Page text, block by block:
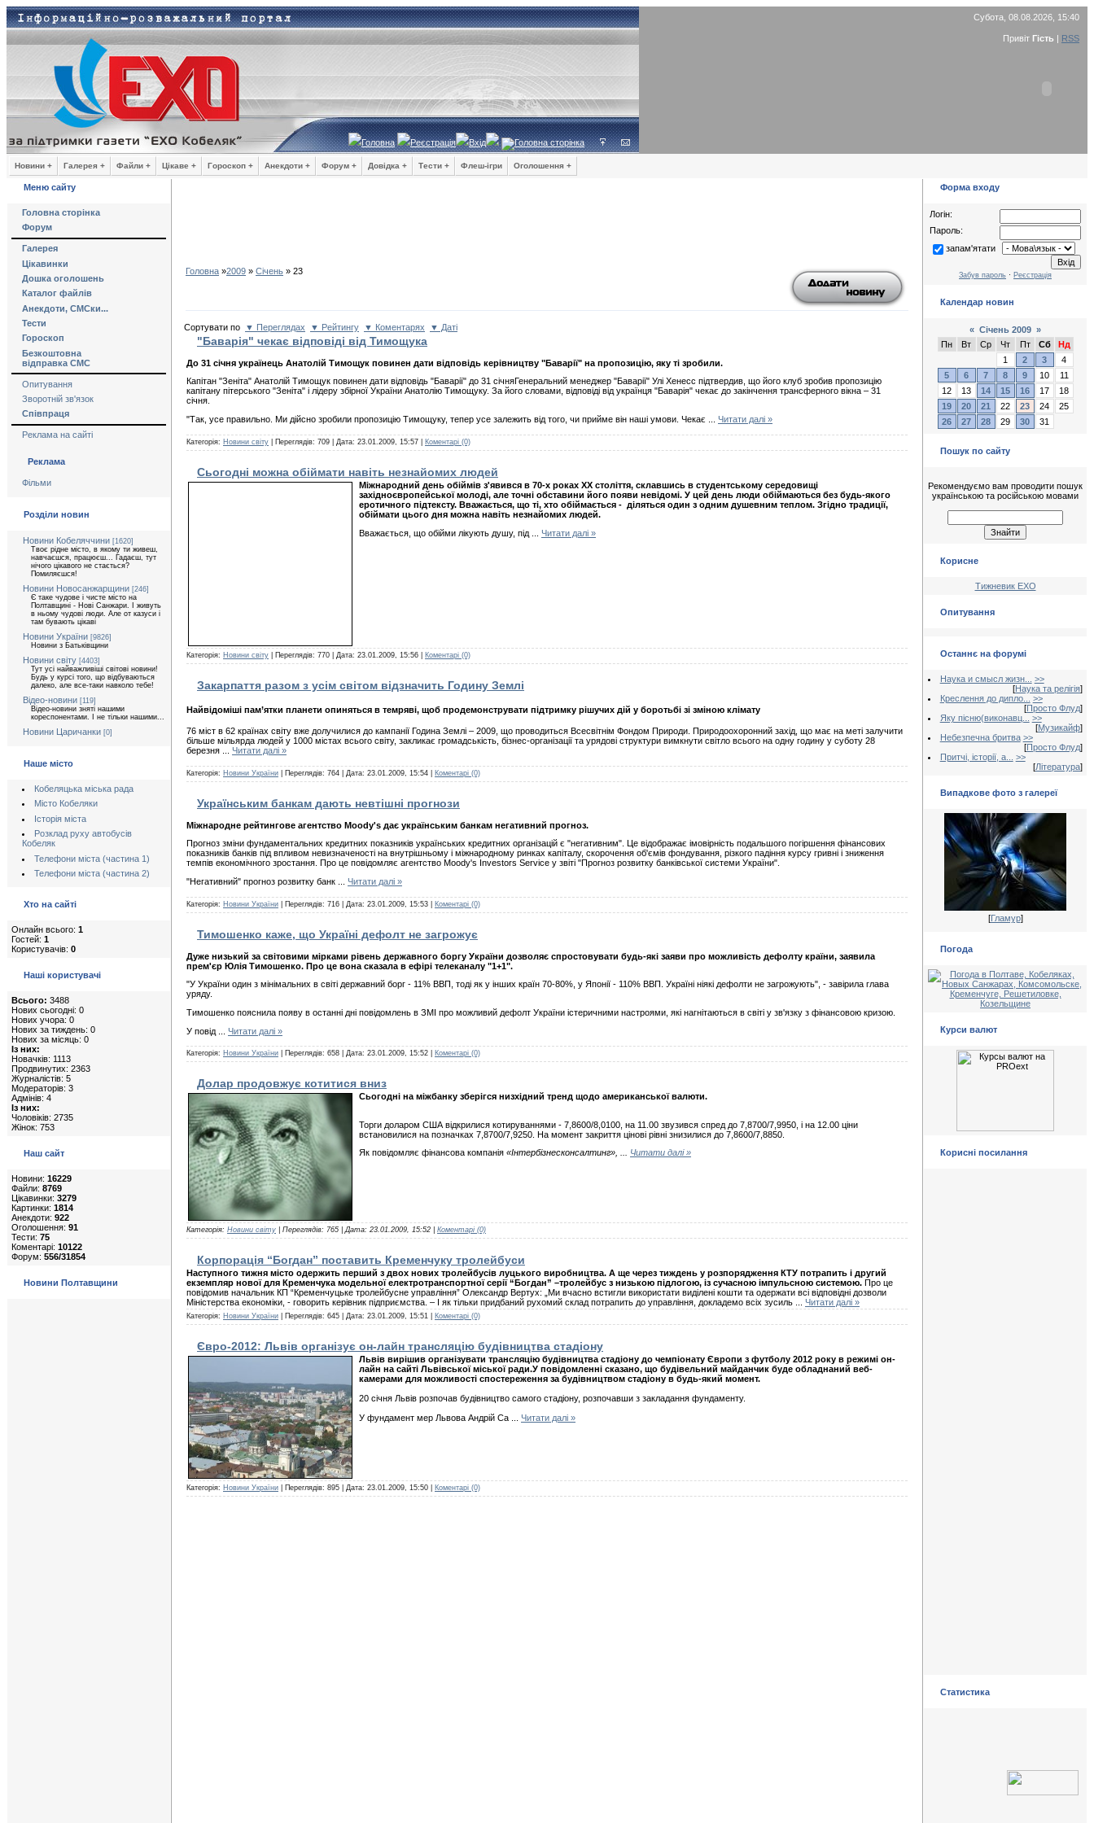
Субота, 08.08.2026, 15:40
Привіт Гість | RSS
Головна Реєстрація Вхід
Новини + Галерея + Файли + Цікаве + Гороскоп + Анекдоти + Форум + Довідка + Тести + Флеш-ігри Оголошення +
Меню сайту
Головна сторінка
Форум
Галерея
Цікавинки
Дошка оголошень
Каталог файлів
Анекдоти, СМСки...
Тести
Гороскоп
Безкоштовна
відправка СМС
Опитування
Зворотній зв'язок
Співпраця
Реклама на сайті
Реклама
Фільми
Розділи новин
Новини Кобеляччини [1620]
Твоє рідне місто, в якому ти живеш,
навчаєшся, працюєш... Гадаєш, тут
нічого цікавого не стається?
Помиляєшся!
Новини Новосанжарщини [246]
Є таке чудове і чисте місто на
Полтавщині - Нові Санжари. І живуть
в ньому чудові люди. Але от казуси і
там бувають цікаві
Новини України [9826]
Новини з Батьківщини
Новини світу [4403]
Тут усі найважливіші світові новини!
Будь у курсі того, що відбуваються
далеко, але все-таки навколо тебе!
Відео-новини [119]
Відео-новини зняті нашими
кореспонентами. І не тільки нашими...
Новини Царичанки [0]
Наше місто
Кобеляцька міська рада
Місто Кобеляки
Історія міста
Розклад руху автобусів
Кобеляк
Телефони міста (частина 1)
Телефони міста (частина 2)
Хто на сайті
Онлайн всього: 1
Гостей: 1
Користувачів: 0
Наші користувачі
Всього: 3488
Нових сьогодні: 0
Нових учора: 0
Нових за тиждень: 0
Нових за місяць: 0
Із них:
Новачків: 1113
Продвинутих: 2363
Журналістів: 5
Модераторів: 3
Адмінів: 4
Із них:
Чоловіків: 2735
Жінок: 753
Наш сайт
Новини: 16229
Файли: 8769
Цікавинки: 3279
Картинки: 1814
Анекдоти: 922
Оголошення: 91
Тести: 75
Коментарі: 10122
Форум: 556/31854
Новини Полтавщини
Головна »2009 » Січень » 23
Сортувати по ▼ Переглядах ▼ Рейтингу ▼ Коментарях ▼ Даті
"Баварія" чекає відповіді від Тимощука
До 31 січня українець Анатолій Тимощук повинен дати відповідь керівництву "Баварії" на пропозицію, яку ті зробили.
Капітан "Зеніта" Анатолій Тимощук повинен дати відповідь "Баварії" до 31 січняГенеральний менеджер "Баварії" Улі Хенесс підтвердив, що його клуб зробив пропозицію
капітану пітерського "Зеніта" і лідеру збірної України Анатолію Тимощуку. За його словами, відповіді від українця "Баварія" чекає до закінчення трансферного вікна – 31
січня.
"Так, усе правильно. Ми дійсно зробили пропозицію Тимощуку, тепер усе залежить від того, чи прийме він наші умови. Чекає
Читати далі »
Категорія: Новини світу | Переглядів: 709 | Дата: 23.01.2009, 15:57 Коментарі (0)
Сьогодні можна обіймати навіть незнайомих людей
Міжнародний день обіймів з'явився в 70-х роках XX століття, склавшись в студентському середовищі
західноєвропейської молоді, але точні обставини його появи невідомі. У цей день люди обіймаються без будь-якого
еротичного підтексту. Вважається, що ті, хто обіймається - діляться один з одним душевним теплом. Згідно традиції,
обіймати цього дня можна навіть незнайомих людей.
Вважається, що обійми лікують душу, під
Читати далі »
Категорія: Новини світу | Переглядів: 770 | Дата: 23.01.2009, 15:56 Коментарі (0)
Закарпаття разом з усім світом відзначить Годину Землі
Найвідоміші пам’ятки планети опиняться в темряві, щоб продемонструвати підтримку рішучих дій у боротьбі зі зміною клімату
76 міст в 62 країнах світу вже долучилися до кампанії Година Землі – 2009, що проводиться Всесвітнім Фондом Природи. Природоохоронний захід, що має на меті залучити
більше мільярда людей у 1000 містах всього світу, закликає громадськість, бізнес-організації та урядові структури вимкнути світло всього на одну годину у суботу 28
березня
Читати далі »
Категорія: Новини України | Переглядів: 764 | Дата: 23.01.2009, 15:54 Коментарі (0)
Українським банкам дають невтішні прогнози
Міжнародне рейтингове агентство Moody's дає українським банкам негативний прогноз.
Прогноз зміни фундаментальних кредитних показників українських кредитних організацій є "негативним". Це відображає імовірність подальшого погіршення фінансових
показників банків під впливом невизначеності на внутрішньому і міжнародному ринках капіталу, скорочення об'ємів фондування, різкого падіння курсу гривні і зниження
темпів економічного зростання. Про це повідомляє агентство Moody's Investors Service у звіті "Прогноз розвитку банківської системи України".
"Негативний" прогноз розвитку банк
Читати далі »
Категорія: Новини України | Переглядів: 716 | Дата: 23.01.2009, 15:53 Коментарі (0)
Тимошенко каже, що Україні дефолт не загрожує
Дуже низький за світовими мірками рівень державного боргу України дозволяє спростовувати будь-які заяви про можливість дефолту країни, заявила
прем'єр Юлія Тимошенко. Про це вона сказала в ефірі телеканалу "1+1".
"У України один з мінімальних в світі державний борг - 11% ВВП, тоді як у інших країн 70-80%, у Японії - 110% ВВП. Україні ніякі дефолти не загрожують", - завірила глава
уряду.
Тимошенко пояснила появу в останні дні повідомлень в ЗМІ про можливий дефолт України істеричними настроями, які нагнітаються в світі у зв'язку з фінансовою кризою.
У повід
Читати далі »
Категорія: Новини України | Переглядів: 658 | Дата: 23.01.2009, 15:52 Коментарі (0)
Долар продовжує котитися вниз
Сьогодні на міжбанку зберігся низхідний тренд щодо американської валюти.
Торги доларом США відкрилися котируваннями - 7,8600/8,0100, на 11.00 звузився спред до 7,8700/7,9950, і на 12.00 ціни
встановилися на позначках 7,8700/7,9250. На момент закриття цінові рівні знизилися до 7,8600/7,8850.
Як повідомляє фінансова компанія «Інтербізнесконсалтинг», Читати далі »
Категорія: Новини світу | Переглядів: 765 | Дата: 23.01.2009, 15:52 Коментарі (0)
Корпорація “Богдан” поставить Кременчуку тролейбуси
Наступного тижня місто одержить перший з двох нових тролейбусів луцького виробництва. А ще через тиждень у розпорядження КТУ потрапить і другий
екземпляр нової для Кременчука модельної електротранспортної серії “Богдан” –тролейбус з низькою підлогою, із сучасною імпульсною системою. Про це
повідомив начальник КП “Кременчуцьке тролейбусне управління” Олександр Вертух: „Ми вчасно встигли використати виділені кошти та одержати всі відповідні дозволи
Міністерства економіки, - говорить керівник підприємства. – І як тільки придбаний рухомий склад потрапить до управління, докладемо всіх зусиль
Читати далі »
Категорія: Новини України | Переглядів: 645 | Дата: 23.01.2009, 15:51 Коментарі (0)
Євро-2012: Львів організує он-лайн трансляцію будівництва стадіону
Львів вирішив організувати трансляцію будівництва стадіону до чемпіонату Європи з футболу 2012 року в режимі он-
лайн на сайті Львівської міської ради.У повідомленні сказано, що будівельний майданчик буде обладнаний веб-
камерами для можливості спостереження за будівництвом стадіону в будь-який момент.
20 січня Львів розпочав будівництво самого стадіону, розпочавши з закладання фундаменту.
У фундамент мер Львова Андрій Са
Читати далі »
Категорія: Новини України | Переглядів: 895 | Дата: 23.01.2009, 15:50 Коментарі (0)
Форма входу
Логін:
Пароль:
запам'ятати
Забув пароль · Реєстрація
Календар новин
« Січень 2009 »
Пн
Вт Ср Чт Пт Сб
Нд
1
2 3
4
5
6 7 8 9 10
11
12
13 14 15 16 17
18
19
20 21 22 23 24
25
26
27 28 29 30 31
Пошук по сайту
Рекомендуємо вам проводити пошук
українською та російською мовами
Корисне
Тижневик ЕХО
Опитування
Останнє на форумі
Наука и смысл жизн...
>>
[Наука та релігія]
Креслення до дипло...
>>
[Просто Флуд]
Яку пісню(виконавц...
>>
[Музикайф]
Небезпечна бритва >>
[Просто Флуд]
Притчі, історії, а...
>>
[Література]
Випадкове фото з галереї
[Гламур]
Погода
Курси валют
Корисні посилання
Статистика